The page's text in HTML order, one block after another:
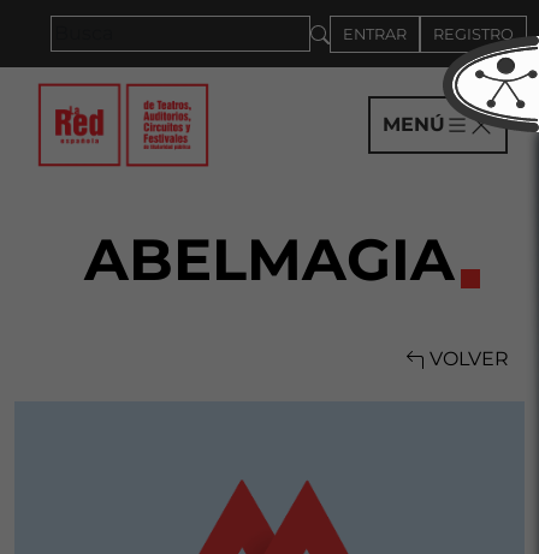
ENTRAR REGISTRO
MENÚ
ABELMAGIA
VOLVER